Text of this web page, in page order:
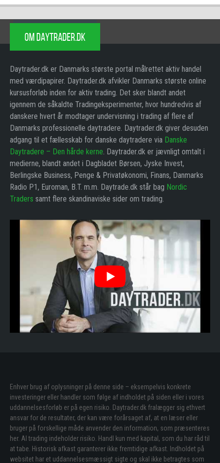
OM DAYTRADER.DK
Daytrader.dk er Danmarks største portal målrettet aktiv handel
med værdipapirer. Daytrader.dk afvikler Danmarks største online
kursusforløb inden for aktiv trading. Det sker blandt andet
igennem de såkaldte Tradingeksperimenter, hvor hundredvis af
danskere hvert år modtager undervisning i trading af flere af
Danmarks professionelle daytradere. Daytrader.dk giver desuden
adgang til et fællesskab for danske daytradere via Danske
Daytradere – Den hårde kerne. Daytrader.dk er jævnligt omtalt i
medierne, blandt andet i Dagbladet Børsen, Jyske Invest,
Berlingske Business, Penge & Privatøkonomi, Finans, Danmarks
Radio P1, Euroman, B.T. m.m. Daytrade.dk står bag Nordic
Traders samt flere skandinaviske sider om trading.
Enhver brug af oplysninger på denne side – eksempelvis konkrete
investeringer eller handler som følge af indholdet på siden eller i vores
uddannelsesforløb er på egen risiko. Daytrader.dk fralægger sig ethvert
ansvar for de resultater, der kan være forårsaget af, at en læser eller
bruger på forskellige måde anvender den information, som præsenteres
her. Al trading indeholder risiko. Handl kun med kapital, som du har råd til
at tabe. Historisk afkast garanterer ikke fremtidige afkast. Indholdet på
websitet har et uddannelsesmæssigt sigte og skal ikke betragtes som